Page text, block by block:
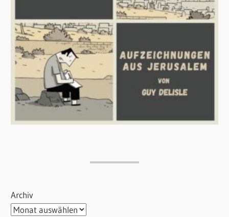
Archiv